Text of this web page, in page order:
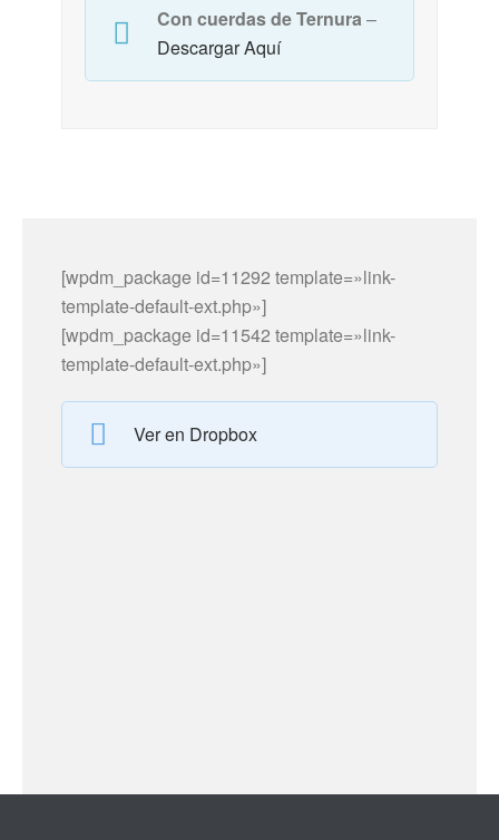
Con cuerdas de Ternura–
Descargar Aquí
[wpdm_package id=11292 template=»link-
template-default-ext.php»]
[wpdm_package id=11542 template=»link-
template-default-ext.php»]
Ver en Dropbox